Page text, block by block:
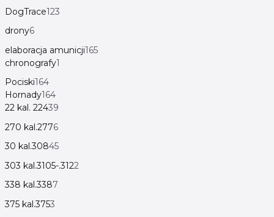
DogTrace123
drony6
elaboracja amunicji165
chronografy1
Pociski164
Hornady164
22 kal. 22439
270 kal.2776
30 kal.30845
303 kal.3105-.3122
338 kal.3387
375 kal.3753